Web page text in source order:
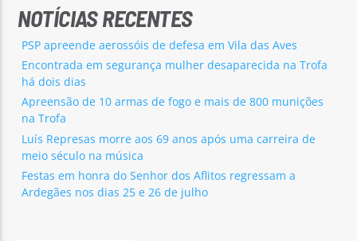
NOTÍCIAS RECENTES
PSP apreende aerossóis de defesa em Vila das Aves
Encontrada em segurança mulher desaparecida na Trofa
há dois dias
Apreensão de 10 armas de fogo e mais de 800 munições
na Trofa
Luís Represas morre aos 69 anos após uma carreira de
meio século na música
Festas em honra do Senhor dos Aflitos regressam a
Ardegães nos dias 25 e 26 de julho